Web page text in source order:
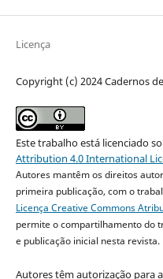
Licença
Copyright (c) 2024 Cadernos
Este trabalho está licenciado
Attribution 4.0 International
Autores mantêm os direitos
primeira publicação, com o
Licença Creative Commons
permite o compartilhamento do
e publicação inicial nesta revista.
Autores têm autorização para